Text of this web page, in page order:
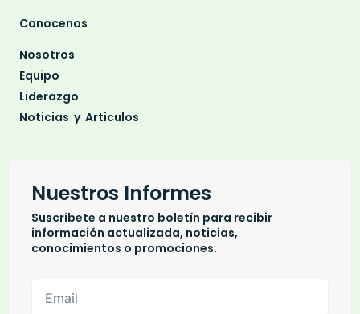
Conocenos
Nosotros
Equipo
Liderazgo
Noticias y Articulos
Nuestros Informes
Suscríbete a nuestro boletín para recibir
información actualizada, noticias,
conocimientos o promociones.